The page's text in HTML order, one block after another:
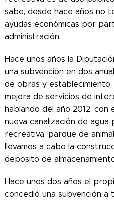
sabe, desde hace años no
ayudas económicas por
administración.
Hace unos años la
una subvención en dos
de obras y
mejora de servicios de
hablando del año 2012, con
nueva canalización de
recreativa, parque de
llevamos a cabo la
deposito de
Hace unos dos años el
concedió una subvención a